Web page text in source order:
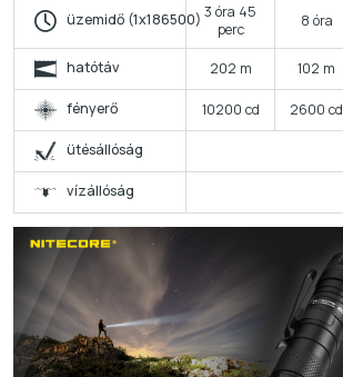
üzemidő (1x186500) 3 óra 45
perc
8 óra
hatótáv 202 m 102 m
fényerő 10200 cd 2600 cd
ütésállóság
vízállóság